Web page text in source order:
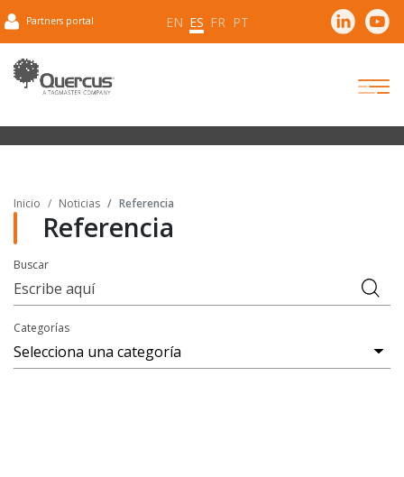
Partners portal EN ES FR PT
Inicio Noticias Referencia
Referencia
Buscar
Categorías